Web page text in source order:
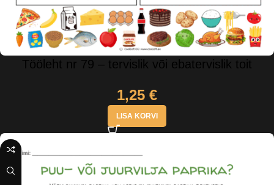
Tööleht nr 79 – tervislik või ebatervislik toit
1,25 €
LISA KORVI